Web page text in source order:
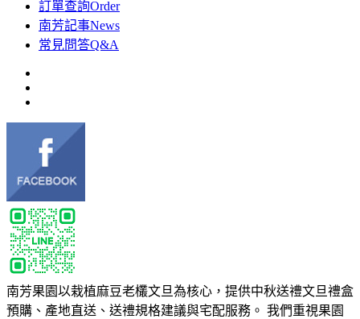
訂單查詢Order
南芳記事News
常見問答Q&A
南芳果園以栽植麻豆老欉文旦為核心，提供中秋送禮文旦禮盒
預購、產地直送、送禮規格建議與宅配服務。 我們重視果園